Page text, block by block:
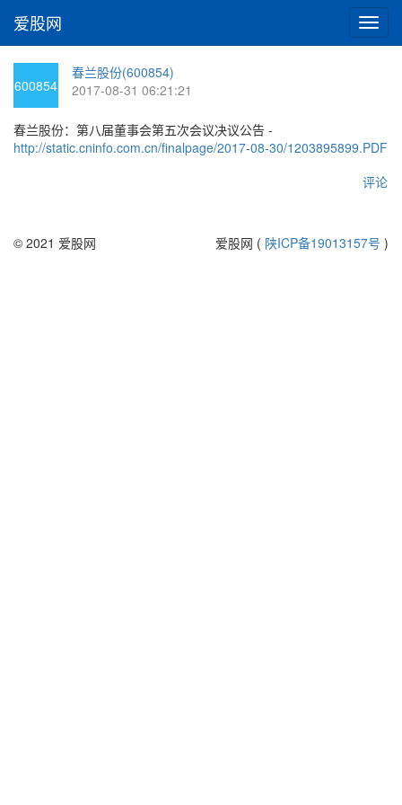
切
换
爱股网
600854
春兰股份(600854)
2017-08-31 06:21:21
春兰股份：第八届董事会第五次会议决议公告 -
http://static.cninfo.com.cn/finalpage/2017-08-30/1203895899.PDF
评论
© 2021 爱股网 爱股网 ( 陕ICP备19013157号 )